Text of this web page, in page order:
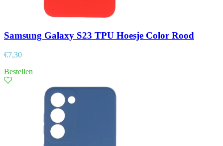
Samsung Galaxy S23 TPU Hoesje Color Rood
€7,30
Bestellen